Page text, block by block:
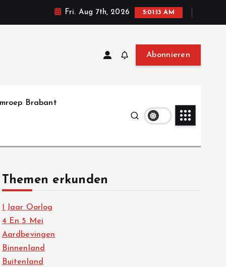
Fri. Aug 7th, 2026 5:01:14 AM
Abonnieren
Brabant
Themen erkunden
1 Jaar Oorlog
4 En 5 Mei
Aardbevingen
Binnenland
Buitenland